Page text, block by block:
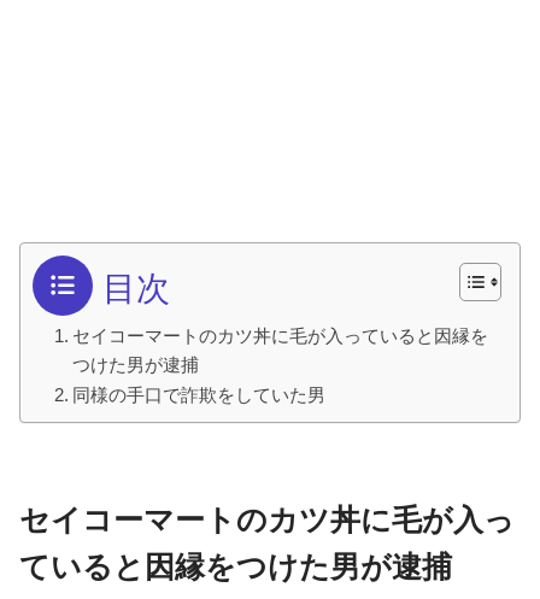
目次
セイコーマートのカツ丼に毛が入っていると因縁を
つけた男が逮捕
同様の手口で詐欺をしていた男
セイコーマートのカツ丼に毛が入っ
ていると因縁をつけた男が逮捕